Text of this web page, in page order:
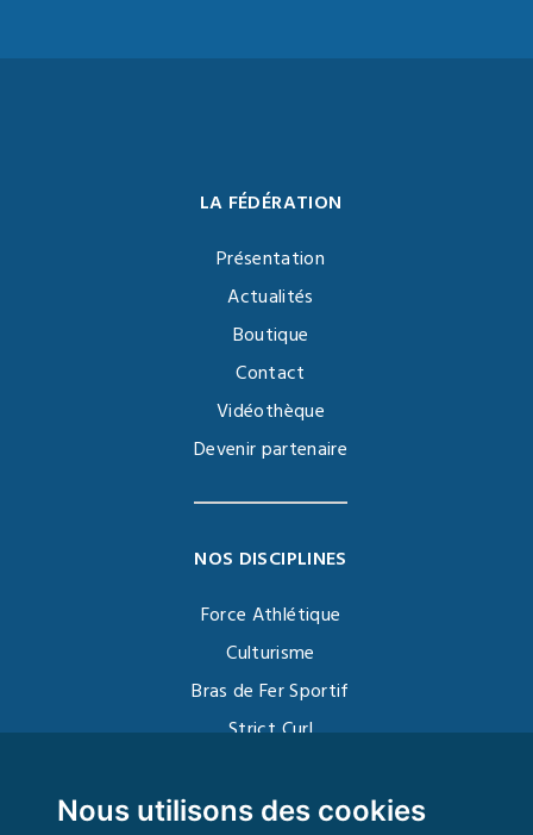
Nous utilisons des cookies
LA FÉDÉRATION
Présentation
Actualités
Boutique
Contact
Vidéothèque
Devenir partenaire
NOS DISCIPLINES
Force Athlétique
Culturisme
Bras de Fer Sportif
Strict Curl
Kettlebell